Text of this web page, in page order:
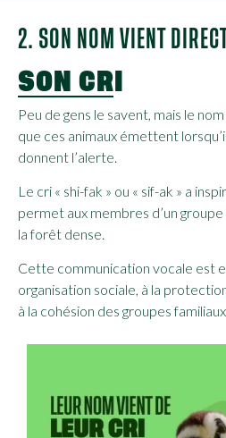
2. SON NOM VIENT
SON CRI
Peu de gens le savent, mais le
que ces animaux émettent
donnent l’alerte.
Le cri « shi-fak » ou « sif-ak » a
permet aux membres d’un
la forêt dense.
Cette communication vocale est
organisation sociale, à la
à la cohésion des groupes